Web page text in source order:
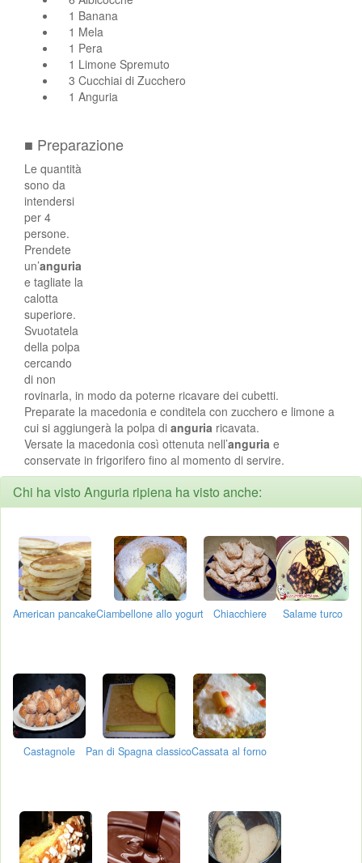
1 Banana
1 Mela
1 Pera
1 Limone Spremuto
3 Cucchiai di Zucchero
1 Anguria
■ Preparazione
Le quantità
sono da
intendersi
per 4
persone.
Prendete
un’anguria
e tagliate la
calotta
superiore.
Svuotatela
della polpa
cercando
di non
rovinarla, in modo da poterne ricavare dei cubetti.
Preparate la macedonia e conditela con zucchero e limone a
cui si aggiungerà la polpa di anguria ricavata.
Versate la macedonia così ottenuta nell’anguria e
conservate in frigorifero fino al momento di servire.
Chi ha visto Anguria ripiena ha visto anche:
American pancakeCiambellone allo yogurt Chiacchiere Salame turco
Castagnole Pan di Spagna classicoCassata al forno